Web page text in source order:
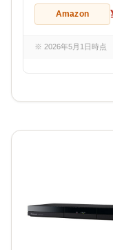
Amazon
※ 2026年5月1日時点